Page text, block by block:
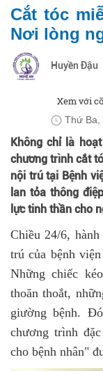
Cắt tóc
Nơi lòng
Huyền Đậu
Xem với
Thứ Ba,
Không chỉ là
chương trình cắt
nội trú tại Bệnh
lan tỏa thông
lực tinh thần cho
Chiều 24/6,
trú của bệnh
Những chiếc
thoăn thoắt,
giường bệnh.
chương trình
cho bệnh nhân"